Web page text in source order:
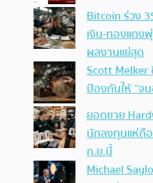
Bitcoin ร่วง
เงิน-ทองแดง
ผลงานแย่สุด
Scott Melker
ป้องกันให้ “จ
ยอดขาย
นักลงทุนแห่ถือ
ก.ย.นี้
Michael